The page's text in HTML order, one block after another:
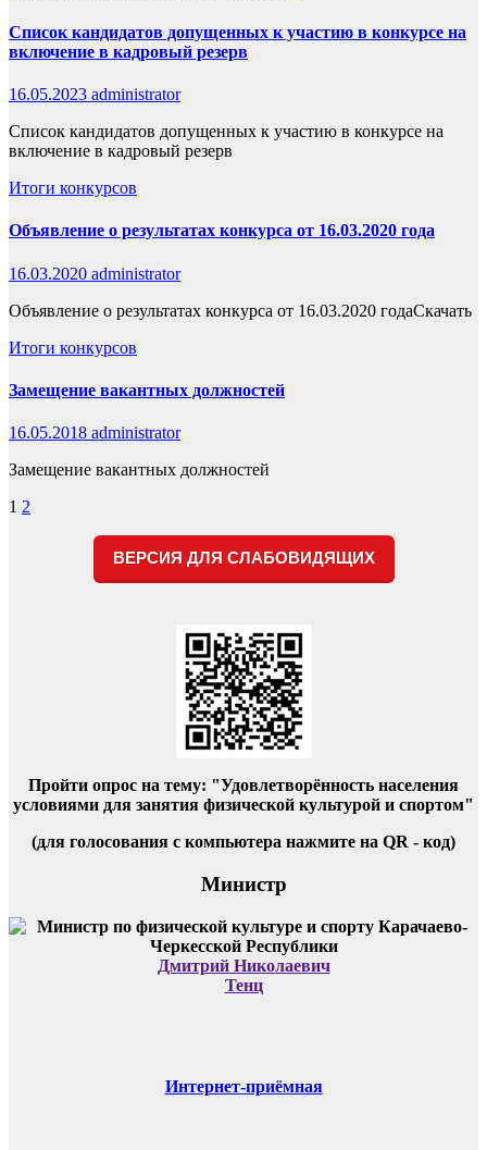
Список кандидатов допущенных к участию в конкурсе на
включение в кадровый резерв
16.05.2023 administrator
Список кандидатов допущенных к участию в конкурсе на
включение в кадровый резерв
Итоги конкурсов
Объявление о результатах конкурса от 16.03.2020 года
16.03.2020 administrator
Объявление о результатах конкурса от 16.03.2020 годаСкачать
Итоги конкурсов
Замещение вакантных должностей
16.05.2018 administrator
Замещение вакантных должностей
Пагинация
записей
1 2
ВЕРСИЯ ДЛЯ СЛАБОВИДЯЩИХ
Пройти опрос на тему: "Удовлетворённость населения
условиями для занятия физической культурой и спортом"
(для голосования с компьютера нажмите на QR - код)
Министр
Дмитрий Николаевич
Тенц
Интернет-приёмная